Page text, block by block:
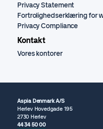
Privacy Statement
Fortrolighedserklæring for
Privacy Compliance
Kontakt
Vores kontorer
Aspia Denmark A/S
Herlev Hovedgade 195
2730 Herlev
44 34 50 00